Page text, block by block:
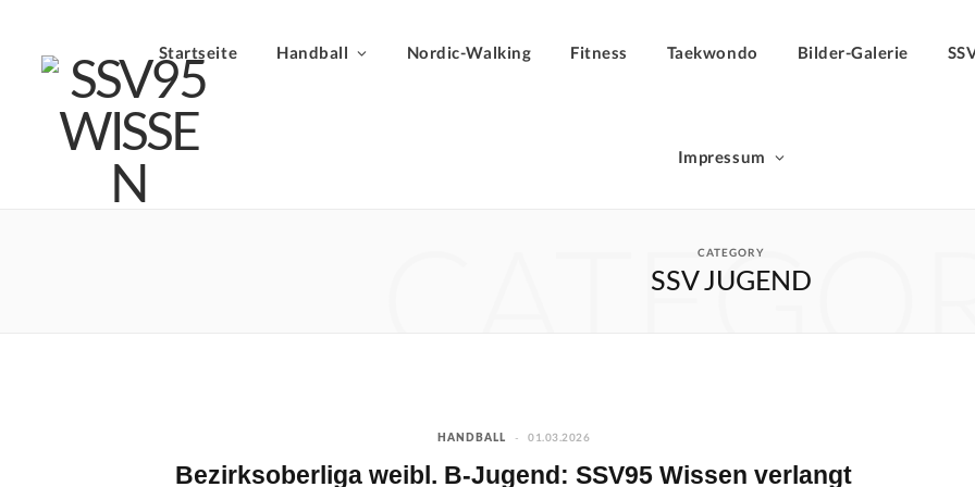
Startseite Handball Nordic-Walking Fitness Taekwondo Bilder-Galerie
Impressum
CATEGORY
SSV JUGEND
HANDBALL 01.03.2026
Bezirksoberliga weibl. B-Jugend: SSV95 Wissen verlangt